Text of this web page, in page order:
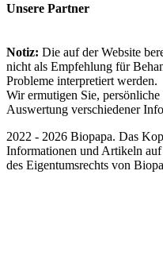
Unsere Partner
Notiz: Die auf der Website
nicht als Empfehlung für
Probleme interpretiert werden.
Wir ermutigen Sie,
Auswertung verschiedener
2022 - 2026 Biopapa. Das
Informationen und Artikeln
des Eigentumsrechts von